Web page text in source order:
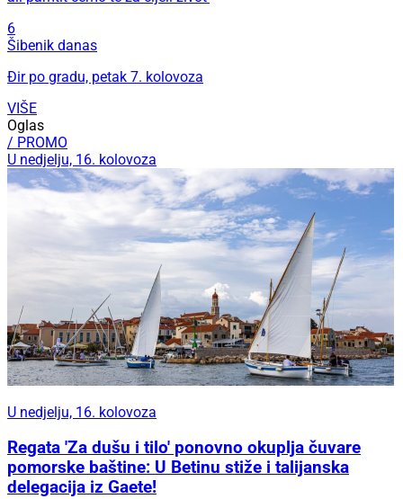
6
Šibenik danas
Đir po gradu, petak 7. kolovoza
VIŠE
Oglas
/ PROMO
U nedjelju, 16. kolovoza
U nedjelju, 16. kolovoza
Regata 'Za dušu i tilo' ponovno okuplja čuvare
pomorske baštine: U Betinu stiže i talijanska
delegacija iz Gaete!